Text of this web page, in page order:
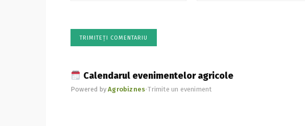
Calendarul evenimentelor agricole
Powered byAgrobiznes•Trimite un eveniment